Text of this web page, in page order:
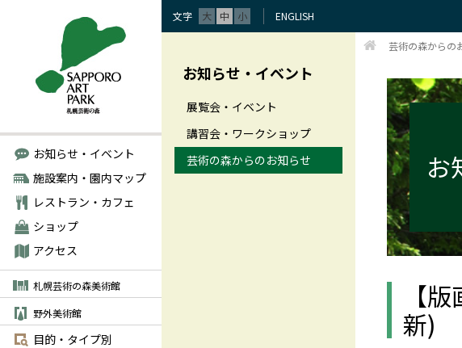
お知らせ・イベント
お知らせ・イベント
展覧会・イベント
講習会・ワークショップ
芸術の森からのお知らせ
施設案内・園内マップ
レストラン・カフェ
ショップ
アクセス
札幌芸術の森美術館
野外美術館
目的・タイプ別
文字 大 中 小 ENGLISH
芸術の森からの
お
【
新)